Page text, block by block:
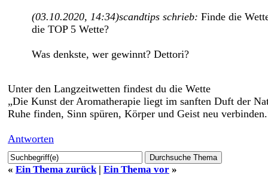
(03.10.2020, 14:34)scandtips schrieb: Finde die
die TOP 5 Wette?
Was denkste, wer gewinnt? Dettori?
Unter den Langzeitwetten findest du die Wette
„Die Kunst der Aromatherapie liegt im sanften Duft der
Ruhe finden, Sinn spüren, Körper und Geist neu
Antworten
« Ein Thema zurück| Ein Thema vor »